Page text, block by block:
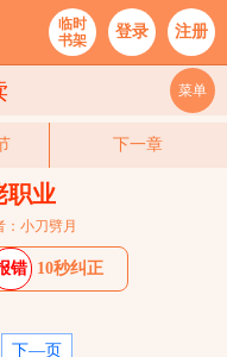
临时
书架
登录 注册
菜单
下一章
职业
：小刀劈月
错 10秒纠正
下—页